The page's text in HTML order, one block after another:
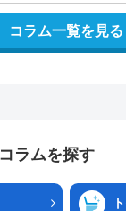
コラム一覧を見る
ラムを探す